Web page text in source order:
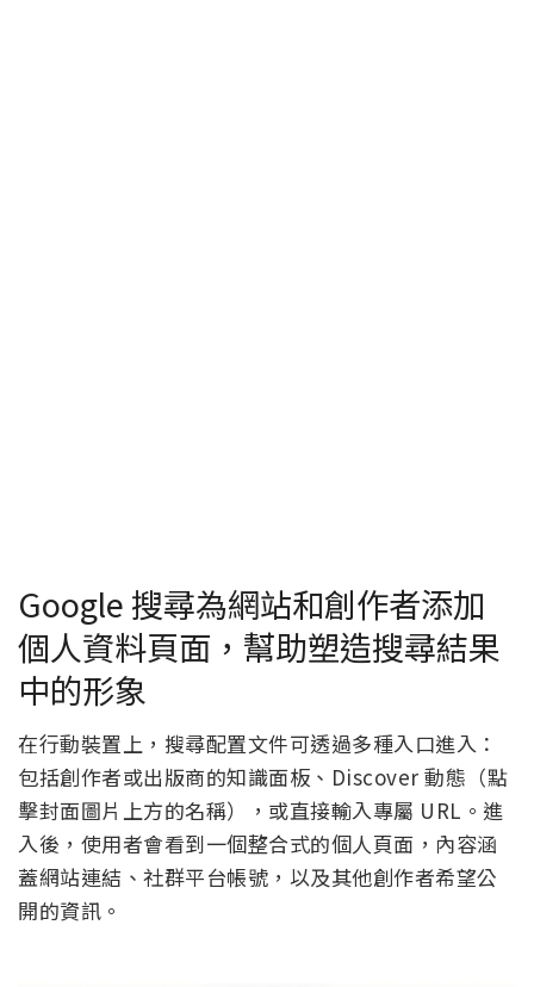
Google 搜尋為網站和創作者添加
個人資料頁面，幫助塑造搜尋結果
中的形象
在行動裝置上，搜尋配置文件可透過多種入口進入：
包括創作者或出版商的知識面板、Discover 動態（點
擊封面圖片上方的名稱），或直接輸入專屬 URL。進
入後，使用者會看到一個整合式的個人頁面，內容涵
蓋網站連結、社群平台帳號，以及其他創作者希望公
開的資訊。